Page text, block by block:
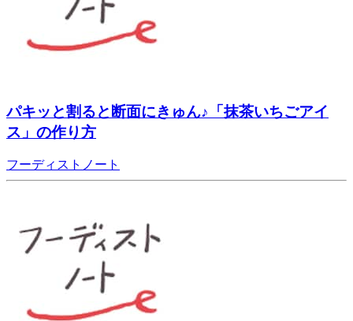
パキッと割ると断面にきゅん♪「抹茶いちごアイ
ス」の作り方
フーディストノート